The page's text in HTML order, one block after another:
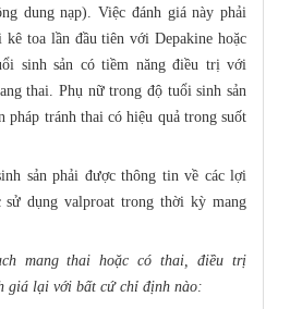
dung nạp). Việc đánh giá này phải
toa lần đầu tiên với Depakine hoặc
sinh sản có tiềm năng điều trị với
thai. Phụ nữ trong độ tuổi sinh sản
pháp tránh thai có hiệu quả trong suốt
sản phải được thông tin về các lợi
dụng valproat trong thời kỳ mang
mang thai hoặc có thai, điều trị
giá lại với bất cứ chỉ định nào: